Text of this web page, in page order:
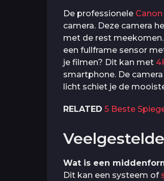
De professionele
camera. Deze camera
met de rest
een fullframe sensor
je filmen? Dit kan met
smartphone. De
licht schiet je de
RELATED 5 Beste
Wat is een
Dit kan een systeem of